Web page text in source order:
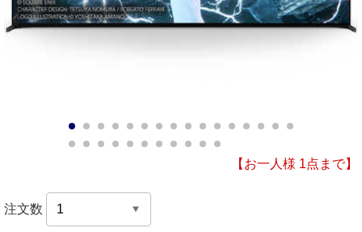
10 11 12 13 14 15
17
18 19 20 21 22 23 24 25 26
【お一人様 1点まで】
注文数